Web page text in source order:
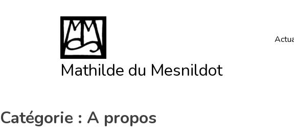
Mathilde du Mesnildot
Catégorie : A propos